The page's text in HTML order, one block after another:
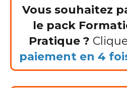
Vous souhaitez
le pack
Pratique ?
paiement en 4